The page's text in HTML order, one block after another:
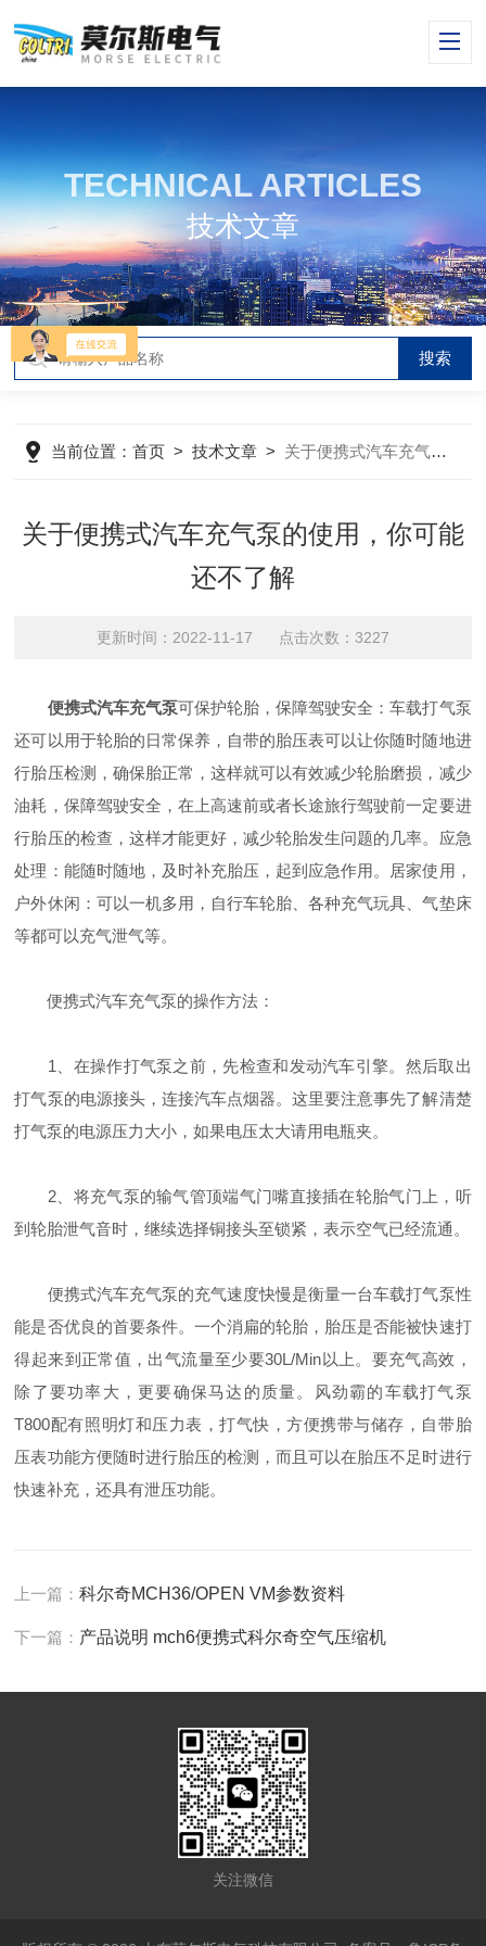
TECHNICAL ARTICLES
技术文章
当前位置：首页 >技术文章 > 关于便携式汽车充气泵的使用，你可能还不了解
关于便携式汽车充气泵的使用，你可能
还不了解
更新时间：2022-11-17 点击次数：3227
便携式汽车充气泵可保护轮胎，保障驾驶安全：车载打气泵
还可以用于轮胎的日常保养，自带的胎压表可以让你随时随地进
行胎压检测，确保胎正常，这样就可以有效减少轮胎磨损，减少
油耗，保障驾驶安全，在上高速前或者长途旅行驾驶前一定要进
行胎压的检查，这样才能更好，减少轮胎发生问题的几率。应急
处理：能随时随地，及时补充胎压，起到应急作用。居家使用，
户外休闲：可以一机多用，自行车轮胎、各种充气玩具、气垫床
等都可以充气泄气等。
便携式汽车充气泵的操作方法：
1、在操作打气泵之前，先检查和发动汽车引擎。然后取出
打气泵的电源接头，连接汽车点烟器。这里要注意事先了解清楚
打气泵的电源压力大小，如果电压太大请用电瓶夹。
2、将充气泵的输气管顶端气门嘴直接插在轮胎气门上，听
到轮胎泄气音时，继续选择铜接头至锁紧，表示空气已经流通。
便携式汽车充气泵的充气速度快慢是衡量一台车载打气泵性
能是否优良的首要条件。一个消扁的轮胎，胎压是否能被快速打
得起来到正常值，出气流量至少要30L/Min以上。要充气高效，
除了要功率大，更要确保马达的质量。风劲霸的车载打气泵
T800配有照明灯和压力表，打气快，方便携带与储存，自带胎
压表功能方便随时进行胎压的检测，而且可以在胎压不足时进行
快速补充，还具有泄压功能。
上一篇：科尔奇MCH36/OPEN VM参数资料
下一篇： 产品说明 mch6便携式科尔奇空气压缩机
关注微信